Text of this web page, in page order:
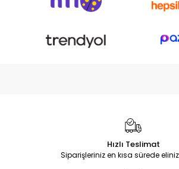
Hızlı Teslimat
Siparişleriniz en kısa sürede